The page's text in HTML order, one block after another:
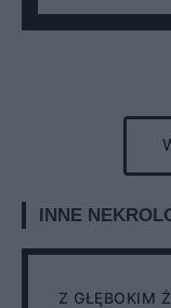
INNE
Z GŁĘBOKIM